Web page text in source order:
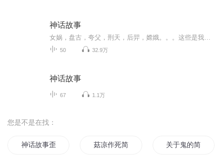
神话故事
50 32.9万
神话故事
67 1.1万
您是不是在找：
神话故事歪传 菇凉作死简介 关于鬼的简介